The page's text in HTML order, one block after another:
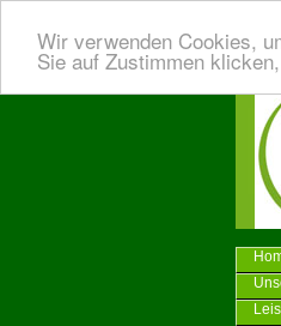
Wir verwenden Cookies,
Sie auf Zustimmen